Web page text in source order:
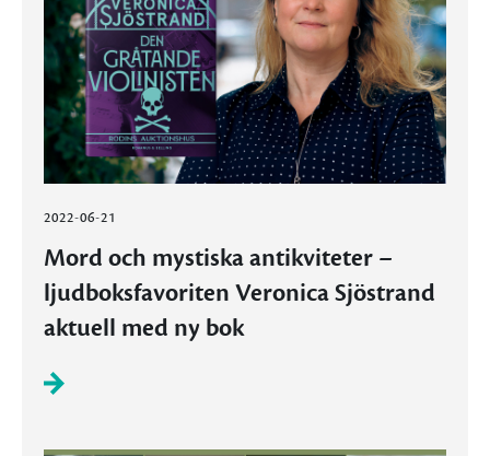
2022-06-21
Mord och mystiska antikviteter –
ljudboksfavoriten Veronica Sjöstrand
aktuell med ny bok